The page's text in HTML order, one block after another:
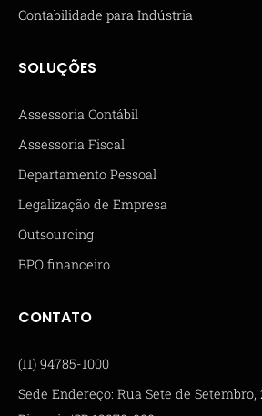
Contabilidade para Indústria
SOLUÇÕES
Assessoria Contábil
Assessoria Fiscal
Departamento Pessoal
Legalização de Empresa
Outsourcing
BPO financeiro
CONTATO
(11) 94785-1000
Sede Endereço: Rua Sete de